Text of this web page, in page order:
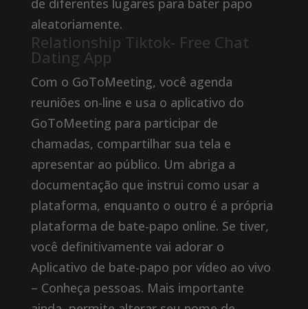
de diferentes lugares para bater papo
aleatoriamente.
Relationship Tiktok- Free Chat
Dating App
Com o GoToMeeting, você agenda
reuniões on-line e usa o aplicativo do
GoToMeeting para participar de
chamadas, compartilhar sua tela e
apresentar ao público. Um abriga a
documentação que instrui como usar a
plataforma, enquanto o outro é a própria
plataforma de bate-papo online. Se tiver,
você definitivamente vai adorar o
Aplicativo de bate-papo por vídeo ao vivo
– Conheça pessoas. Mais importante